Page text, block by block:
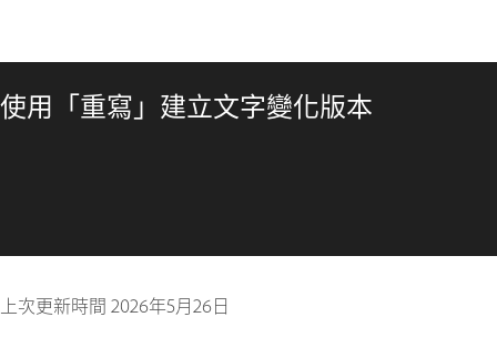
使用「重寫」建立文字變化版本
上次更新時間 2026年5月26日